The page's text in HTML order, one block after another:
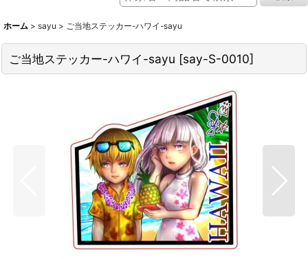
ホーム > sayu > ご当地ステッカー-ハワイ-sayu
ご当地ステッカー-ハワイ-sayu [say-S-0010]